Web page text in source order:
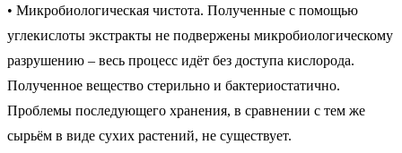
• Микробиологическая чистота. Полученные с помощью
углекислоты экстракты не подвержены микробиологическому
разрушению – весь процесс идёт без доступа кислорода.
Полученное вещество стерильно и бактериостатично.
Проблемы последующего хранения, в сравнении с тем же
сырьём в виде сухих растений, не существует.